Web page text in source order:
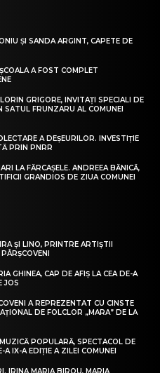
ȘI SANDA ARGINT, CAPETE DE
A FOST COMPLET
GRIGORE, INVITAȚI SPECIALI DE
FRUNZARU AL COMUNEI
A DEȘEURILOR. INVESTIȚIE
PRIN PNRR
LA FĂRCAȘELE. ANDREEA BĂNICĂ,
GRANDIOS DE ZIUA COMUNEI
ȘI LINO, PRINTRE ARTIȘTII
GHINEA, CAP DE AFIȘ LA CEA DE-A
JOS
A REPREZENTAT CU CINSTE
DE FOLCLOR „MARA” DE LA
POPULARĂ, SPECTACOL DE
A IX-A EDIȚIE A ZILEI COMUNEI